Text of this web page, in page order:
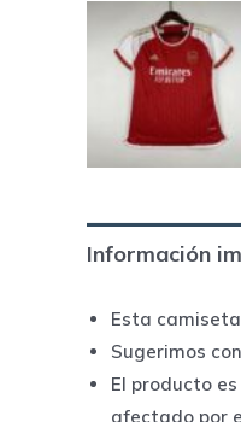
Información
Esta
Sugerimos
El producto
afectado por